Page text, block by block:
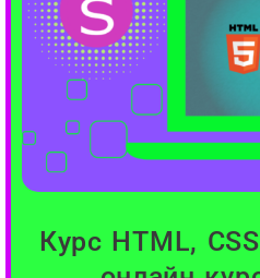
Курс HTML,